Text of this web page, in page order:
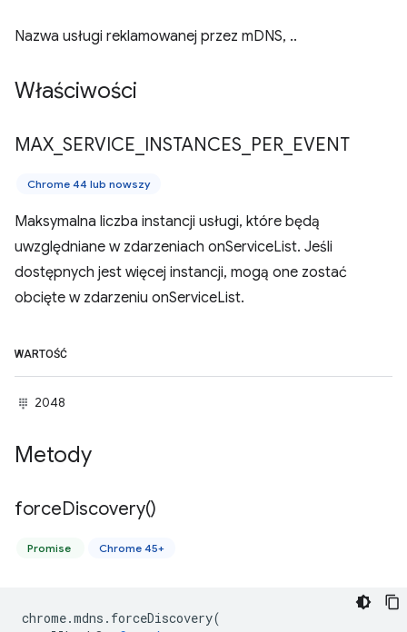
Nazwa usługi reklamowanej przez mDNS, ..
Właściwości
MAX SERVICE INSTANCES PER EVENT
Chrome 44 lub nowszy
Maksymalna liczba instancji usługi, które będą
uwzględniane w zdarzeniach onServiceList. Jeśli
dostępnych jest więcej instancji, mogą one zostać
obcięte w zdarzeniu onServiceList.
WARTOŚĆ
2048
Metody
forceDiscovery()
Promise Chrome 45+
chrome.mdns . forceDiscovery(